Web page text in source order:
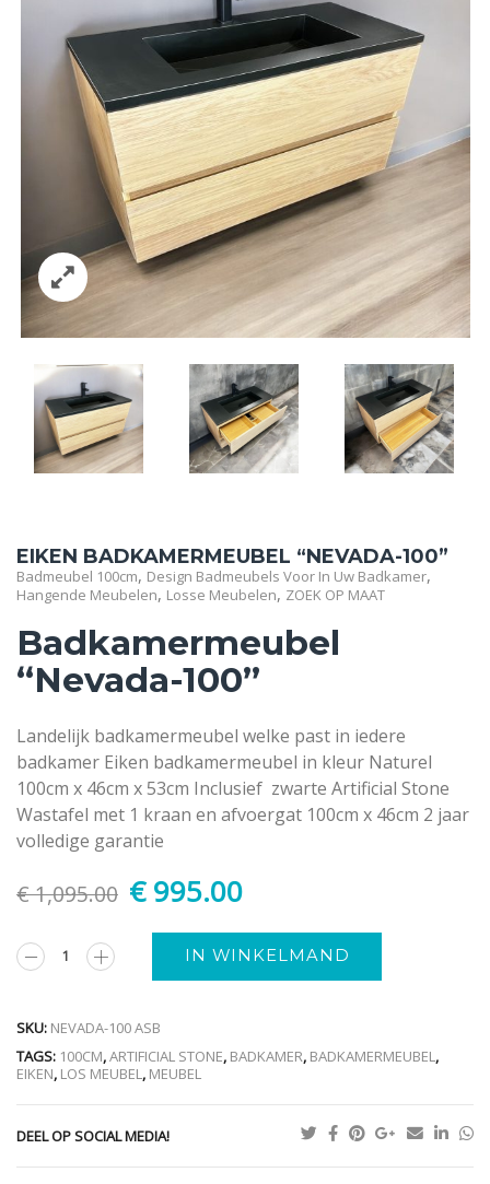
EIKEN BADKAMERMEUBEL “NEVADA-100”
Badmeubel 100cm, Design Badmeubels Voor In Uw Badkamer,
Hangende Meubelen, Losse Meubelen, ZOEK OP MAAT
Badkamermeubel
“Nevada-100”
Landelijk badkamermeubel welke past in iedere
badkamer Eiken badkamermeubel in kleur Naturel
100cm x 46cm x 53cm Inclusief zwarte Artificial Stone
Wastafel met 1 kraan en afvoergat 100cm x 46cm 2 jaar
volledige garantie
€1,095.00 €995.00
IN WINKELMAND
SKU: NEVADA-100 ASB
TAGS: 100CM,ARTIFICIAL STONE, BADKAMER, BADKAMERMEUBEL,
EIKEN, LOS MEUBEL, MEUBEL
DEEL OP SOCIAL MEDIA!